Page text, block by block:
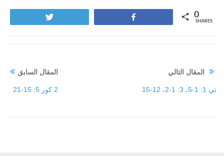
0
SHARES
المقال السابق
2 كور 5: 15-21
المقال التالي
تي 1: 1-5، 3: 1-2، 12-15